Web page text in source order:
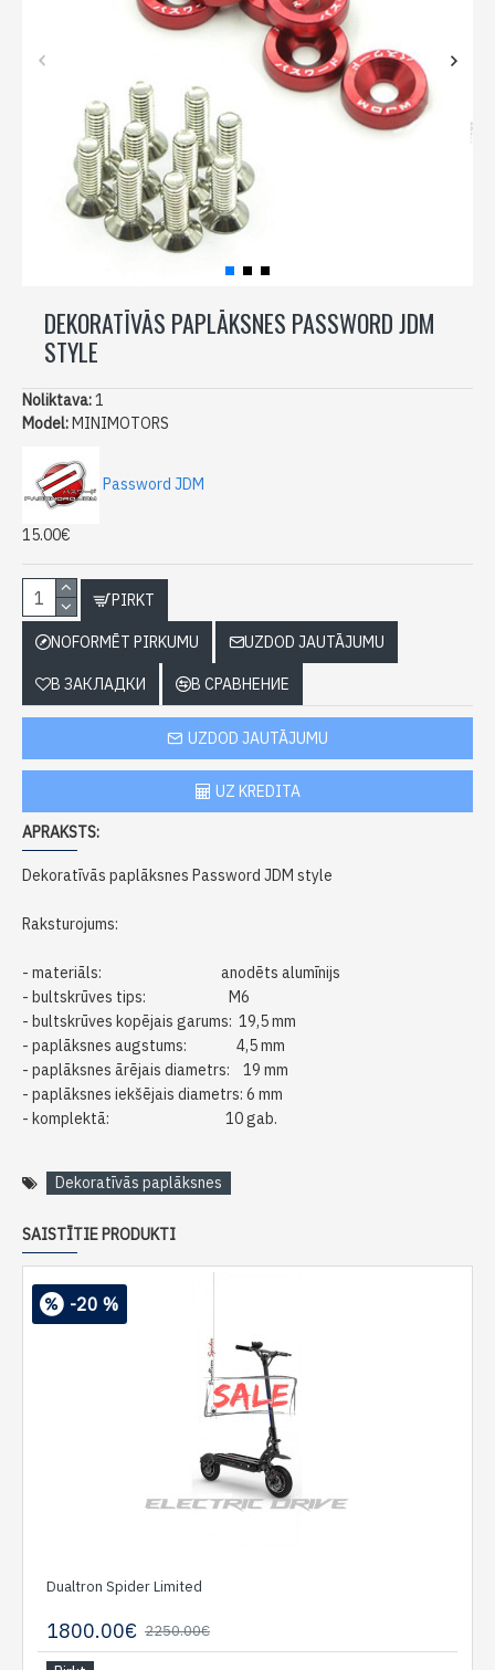
DEKORATĪVĀS PAPLĀKSNES PASSWORD JDM
STYLE
Noliktava:1
Model:MINIMOTORS
Password JDM
15.00€
PIRKT
NOFORMĒT PIRKUMU UZDOD JAUTĀJUMU
В ЗАКЛАДКИ В СРАВНЕНИЕ
UZDOD JAUTĀJUMU
UZ KREDITA
APRAKSTS:
Dekoratīvās paplāksnes Password JDM style
Raksturojums:
- materiāls: anodēts alumīnijs
- bultskrūves tips:
M6
- bultskrūves kopējais garums: 19,5mm
- paplāksnes augstums: 4,5mm
- paplāksnes ārējais diametrs: 19 mm
- paplāksnes iekšējais diametrs: 6 mm
- komplektā: 10gab.
Dekoratīvās paplāksnes
SAISTĪTIE PRODUKTI
-20 %
Dualtron Spider Limited
1800.00€ 2250.00€